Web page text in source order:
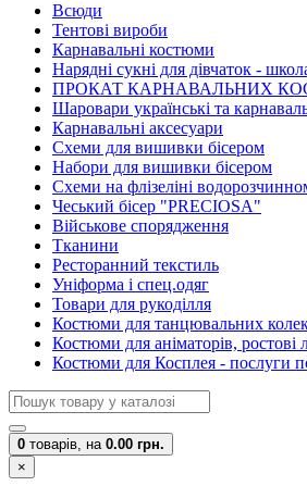
Всюди
Тентові вироби
Карнавальні костюми
Нарядні сукні для дівчаток -
ПРОКАТ КАРНАВАЛЬНИХ
Шаровари українські та
Карнавальні аксесуари
Схеми для вишивки бісером
Набори для вишивки бісером
Схеми на флізеліні
Чеський бісер "PRECIOSA"
Військове спорядження
Тканини
Ресторанний текстиль
Уніформа і спец.одяг
Товари для рукоділля
Костюми для танцювальних
Костюми для аніматорів, ростові
Костюми для Косплея - послуги
0 товарів, на 0.00 грн.
×